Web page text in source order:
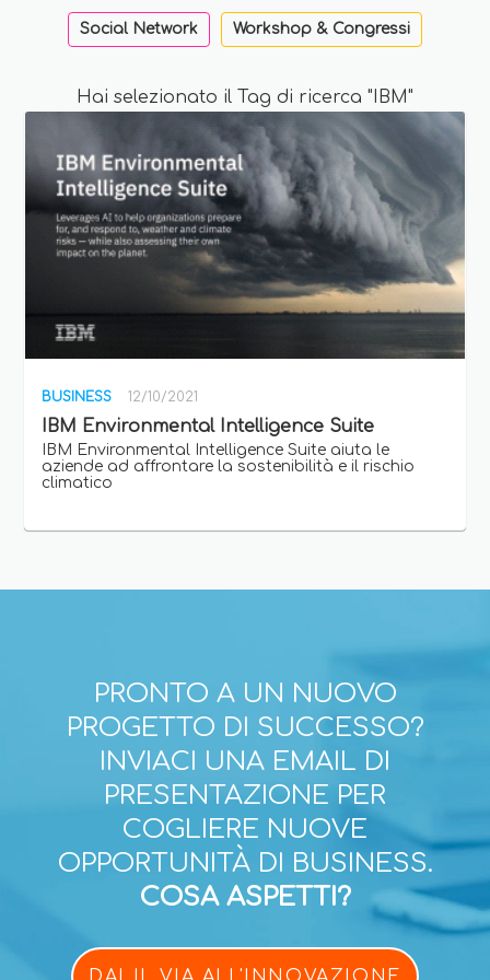
Social Network Workshop & Congressi
Hai selezionato il Tag di ricerca "IBM"
BUSINESS 12/10/2021
IBM Environmental Intelligence Suite
IBM Environmental Intelligence Suite aiuta le
aziende ad affrontare la sostenibilità e il rischio
climatico
PRONTO A UN NUOVO
PROGETTO DI SUCCESSO?
INVIACI UNA EMAIL DI
PRESENTAZIONE PER
COGLIERE NUOVE
OPPORTUNITÀ DI BUSINESS.
COSA ASPETTI?